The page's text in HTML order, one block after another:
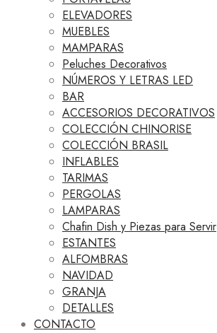
ELEVADORES
MUEBLES
MAMPARAS
Peluches Decorativos
NÚMEROS Y LETRAS LED
BAR
ACCESORIOS DECORATIVOS
COLECCIÓN CHINORISE
COLECCIÓN BRASIL
INFLABLES
TARIMAS
PERGOLAS
LAMPARAS
Chafin Dish y Piezas para Servir
ESTANTES
ALFOMBRAS
NAVIDAD
GRANJA
DETALLES
CONTACTO